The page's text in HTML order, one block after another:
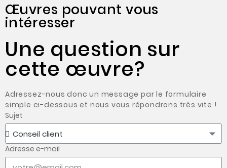
Œuvres pouvant vous
intéresser
Une question sur
cette œuvre?
Adressez-nous donc un message par le formulaire
simple ci-dessous et nous vous répondrons très vite !
Sujet
Adresse e-mail